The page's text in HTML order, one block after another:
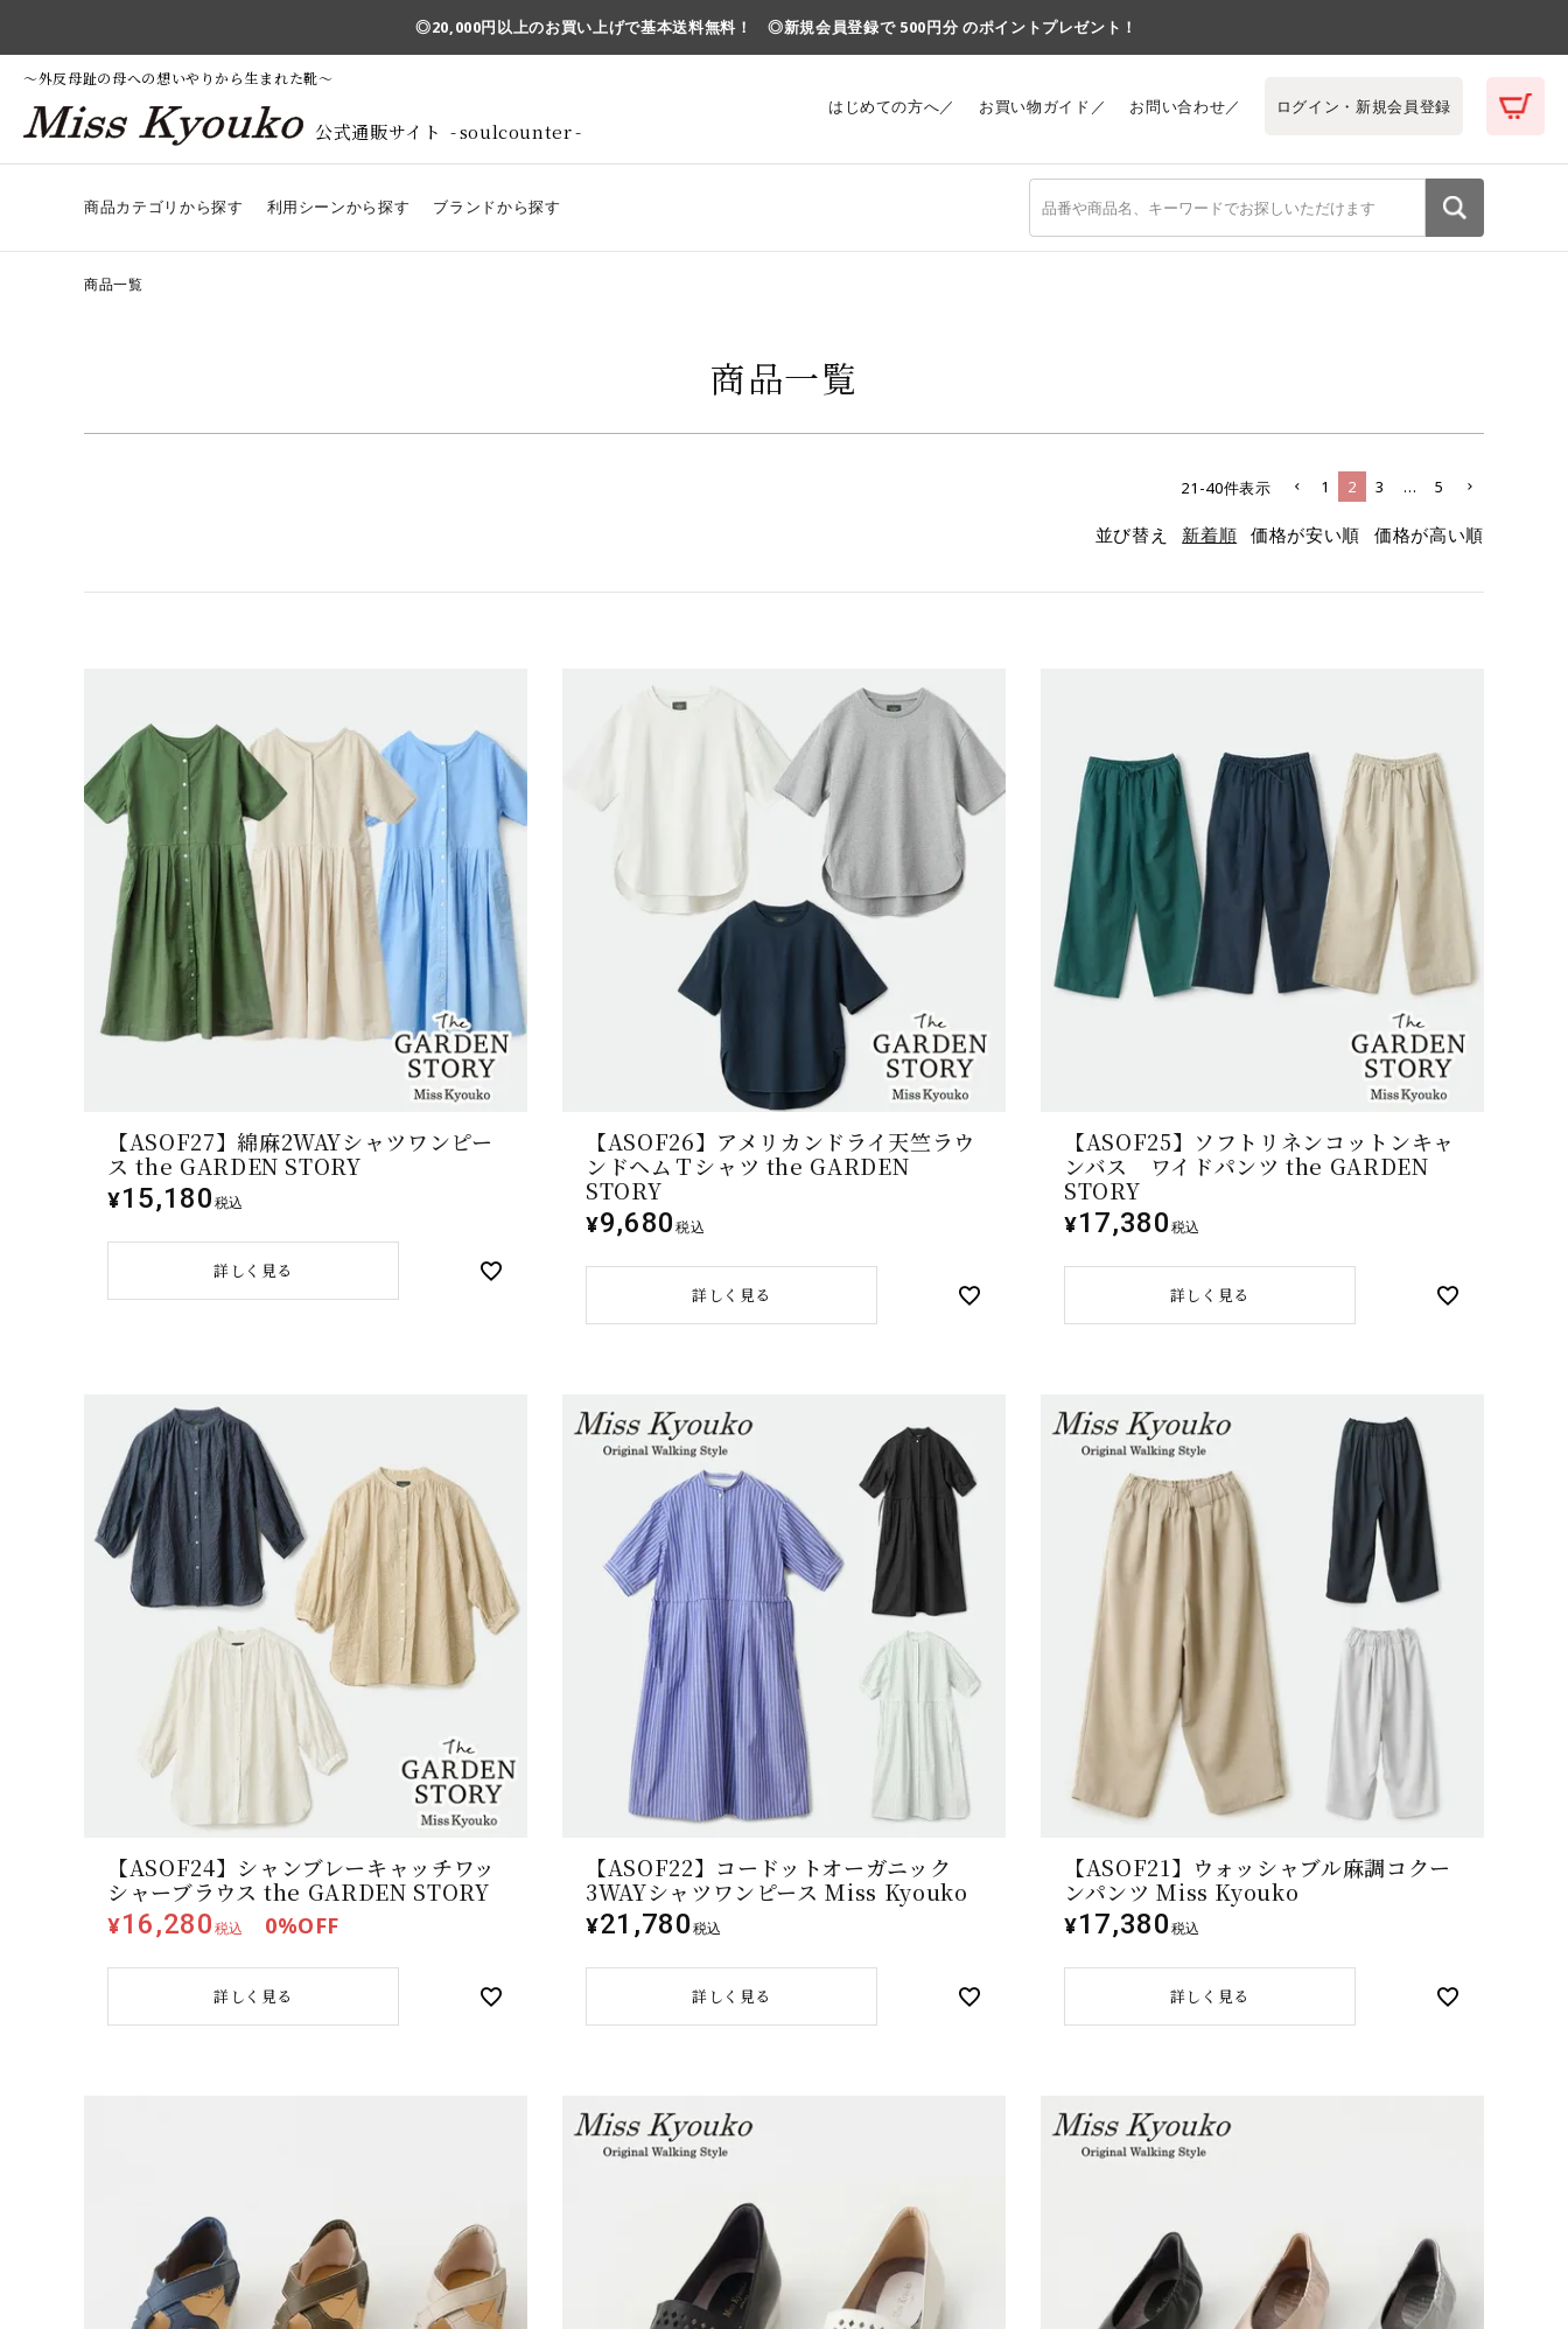
◎20,000円以上のお買い上げで基本送料無料！ ◎新規会員登録で 500円分 のポイントプレゼント！
～外反母趾の母への想いやりから生まれた靴～
公式通販サイト soulcounter
はじめての方へ／ お買い物ガイド／ お問い合わせ／ ログイン・新規会員登録
商品カテゴリから探す 利用シーンから探す ブランドから探す
商品一覧
商品一覧
並び替え 新着順 価格が安い順 価格が高い順
21 -40件表示 1 2 3 … 5
【ASOF27】綿麻2WAYシャツワンピー
ス the GARDEN STORY
¥15,180税込
詳しく見る
【ASOF26】アメリカンドライ天竺ラウ
ンドヘムＴシャツ the GARDEN
STORY
¥9,680税込
詳しく見る
【ASOF25】ソフトリネンコットンキャ
ンバス ワイドパンツ the GARDEN
STORY
¥17,380税込
詳しく見る
【ASOF24】シャンブレーキャッチワッ
シャーブラウス the GARDEN STORY
¥16,280税込 0%OFF
詳しく見る
【ASOF22】コードットオーガニック
3WAYシャツワンピース Miss Kyouko
¥21,780税込
詳しく見る
【ASOF21】ウォッシャブル麻調コクー
ンパンツ Miss Kyouko
¥17,380税込
詳しく見る